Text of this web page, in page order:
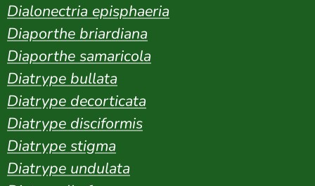
Dialonectria episphaeria
Diaporthe briardiana
Diaporthe samaricola
Diatrype bullata
Diatrype decorticata
Diatrype disciformis
Diatrype stigma
Diatrype undulata